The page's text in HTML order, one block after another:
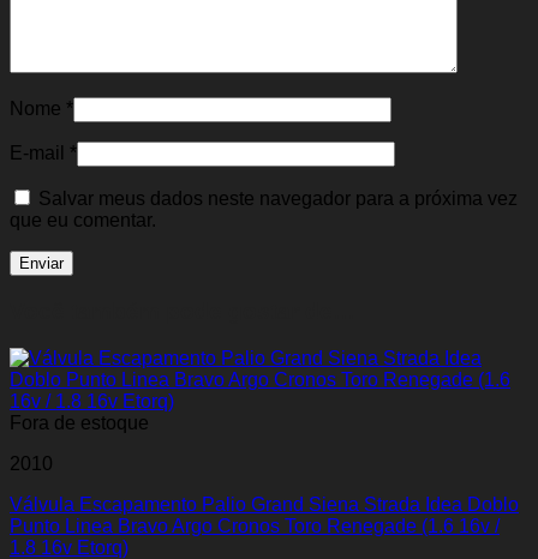
Nome *
E-mail *
Salvar meus dados neste navegador para a próxima vez
que eu comentar.
Fora de estoque
2010
Válvula Escapamento Palio Grand Siena Strada Idea Doblo
Punto Linea Bravo Argo Cronos Toro Renegade (1.6 16v /
1.8 16v Etorq)